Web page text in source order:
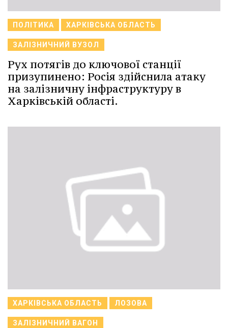
ПОЛІТИКА ХАРКІВСЬКА ОБЛАСТЬ
ЗАЛІЗНИЧНИЙ ВУЗОЛ
Рух потягів до ключової станції
призупинено: Росія здійснила атаку
на залізничну інфраструктуру в
Харківській області.
ХАРКІВСЬКА ОБЛАСТЬ ЛОЗОВА
ЗАЛІЗНИЧНИЙ ВАГОН